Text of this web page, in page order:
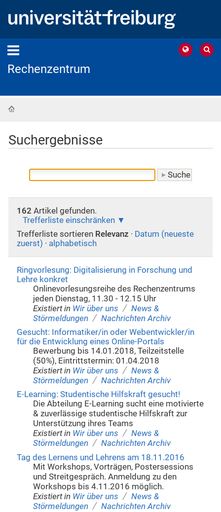
Rechenzentrum
Suchergebnisse
162 Artikel gefunden.
Trefferliste einschränken
Trefferliste sortieren Relevanz · Datum (neueste
zuerst) · alphabetisch
Ringvorlesung: Digitalisierung in Forschung und
Lehre konkret
Onlinevorlesungsreihe des Rechenzentrums
jeden Dienstag, 11.30 - 12.15 Uhr
Existiert in Wir über uns / News &
Störmeldungen / Nachrichten Archiv
Gesucht: Informatiker/in oder Webentwickler/in
für die Entwicklung eines Online-Portals
Bewerbung bis 14.01.2018, Teilzeitstelle
(50%), Eintrittstermin: 01.04.2018
Existiert in Wir über uns / News &
Störmeldungen / Nachrichten Archiv
E-Learning: Studentische Hilfskraft gesucht!
Die Abteilung E-Learning sucht eine motivierte
& zuverlässige studentische Hilfskraft zur
Unterstützung ihres Teams
Existiert in Wir über uns / News &
Störmeldungen / Nachrichten Archiv
Tag des Lernens und Lehrens am 18.11.2016
Mit Workshops, Vorträgen, Postersessions
und Streitgespräch. Anmeldung zu den
Workshops bis 4.11.2016 möglich.
Existiert in Wir über uns / News &
Störmeldungen / Nachrichten Archiv